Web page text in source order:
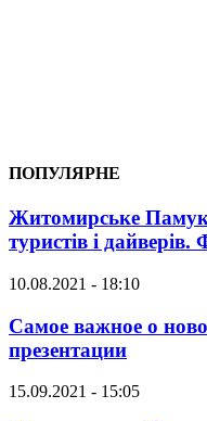
ПОПУЛЯРНЕ
Житомирське
туристів і
10.08.2021 - 18:10
Самое важное о
презентации
15.09.2021 - 15:05